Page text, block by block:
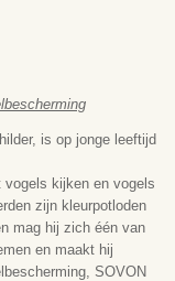
is op jonge leeftijd
vogels kijken en vogels
zijn kleurpotloden
mag hij zich één van
en maakt hij
SOVON